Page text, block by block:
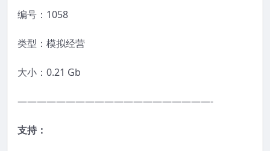
编号：1058
类型：模拟经营
大小：0.21 Gb
————————————————————-
支持：